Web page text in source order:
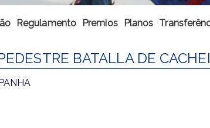
Regulamento Premios Planos
BATALLA DE